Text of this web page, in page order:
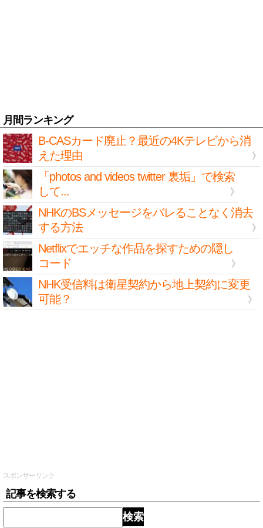
月間ランキング
B-CASカード廃止？最近の4Kテレビから消
えた理由
「photos and videos twitter 裏垢」で検索
して...
NHKのBSメッセージをバレることなく消去
する方法
Netflixでエッチな作品を探すための隠し
コード
NHK受信料は衛星契約から地上契約に変更
可能？
スポンサーリンク
記事を検索する
検索